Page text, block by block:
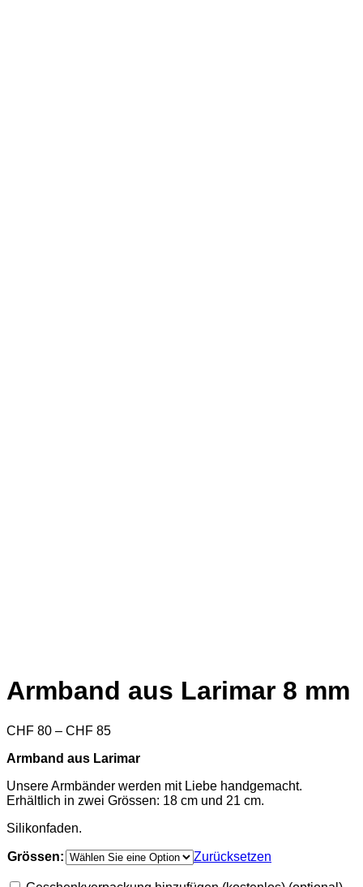
Armband aus Larimar 8 mm
CHF 80 – CHF 85Preisspanne:
bis
Armband aus Larimar
Unsere Armbänder werden mit Liebe handgemacht.
Erhältlich in zwei Grössen: 18 cm und 21 cm.
Silikonfaden.
Grössen: Zurücksetzen